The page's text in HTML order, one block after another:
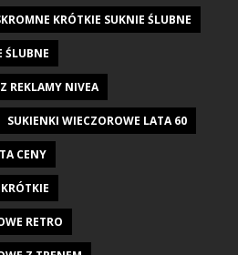
KRÓTKIE SUKNIE ŚLUBNE
ŚLUBNE
REKLAMY NIVEA
SUKIENKI WIECZOROWE LATA 60
CENY
RETRO